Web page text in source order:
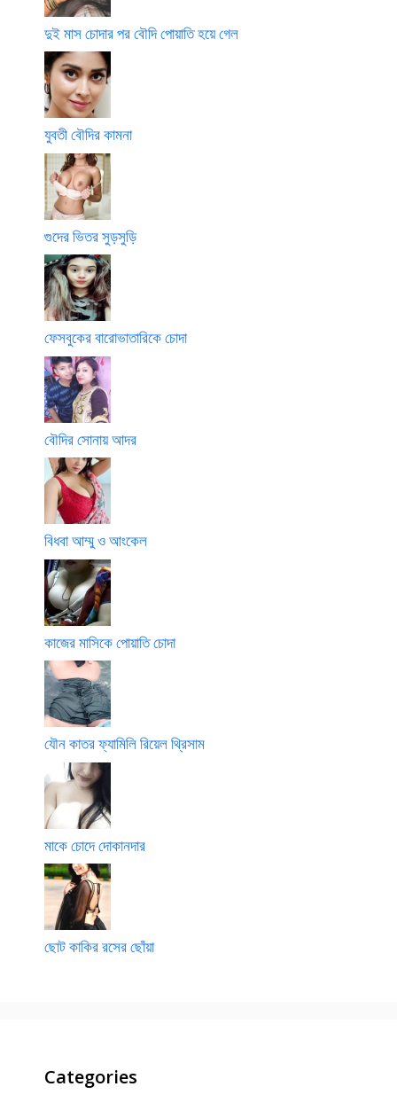
দুই মাস চোদার পর বৌদি পোয়াতি হয়ে গেল
যুবতী বৌদির কামনা
গুদের ভিতর সুড়সুড়ি
ফেসবুকের বারোভাতারিকে চোদা
বৌদির সোনায় আদর
বিধবা আম্মু ও আংকেল
কাজের মাসিকে পোয়াতি চোদা
যৌন কাতর ফ্যামিলি রিয়েল থ্রিসাম
মাকে চোদে দোকানদার
ছোট কাকির রসের ছোঁয়া
Categories